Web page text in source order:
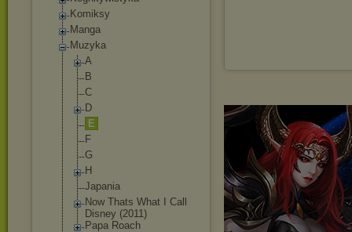
Komiksy
Manga
Muzyka
A
B
C
D
E
F
G
H
Japania
Now Thats What I Call
Disney (2011)
Papa Roach